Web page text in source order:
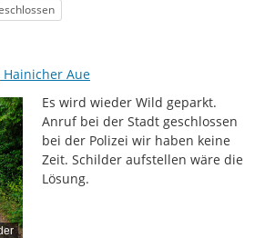
Aue
Es wird wieder Wild geparkt.
Anruf bei der Stadt geschlossen
bei der Polizei wir haben keine
Zeit. Schilder aufstellen wäre die
Lösung.